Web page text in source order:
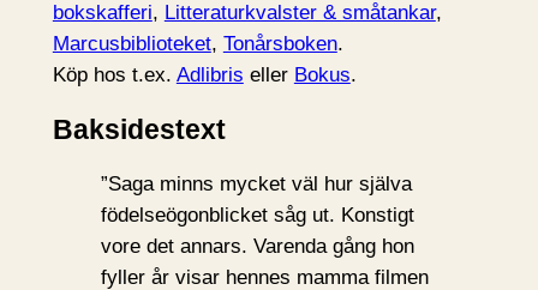
bokskafferi, Litteraturkvalster & småtankar,
Marcusbiblioteket, Tonårsboken.
Köp hos t.ex. Adlibris eller Bokus.
Baksidestext
”Saga minns mycket väl hur själva
födelseögonblicket såg ut. Konstigt
vore det annars. Varenda gång hon
fyller år visar hennes mamma filmen